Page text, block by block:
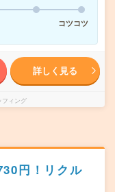
コツコツ
詳しく見る
フィング
円！リクル